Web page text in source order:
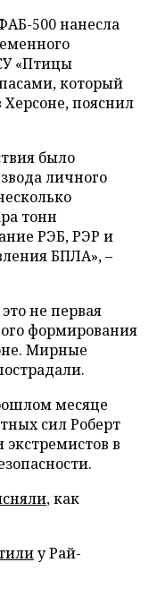
500 нанесла
«Птицы
который
пояснил
было
личного
тонн
РЭБ, РЭР и
БПЛА», –
не первая
формирования
Мирные
месяце
сил Роберт
экстремистов в
, как
у Рай-